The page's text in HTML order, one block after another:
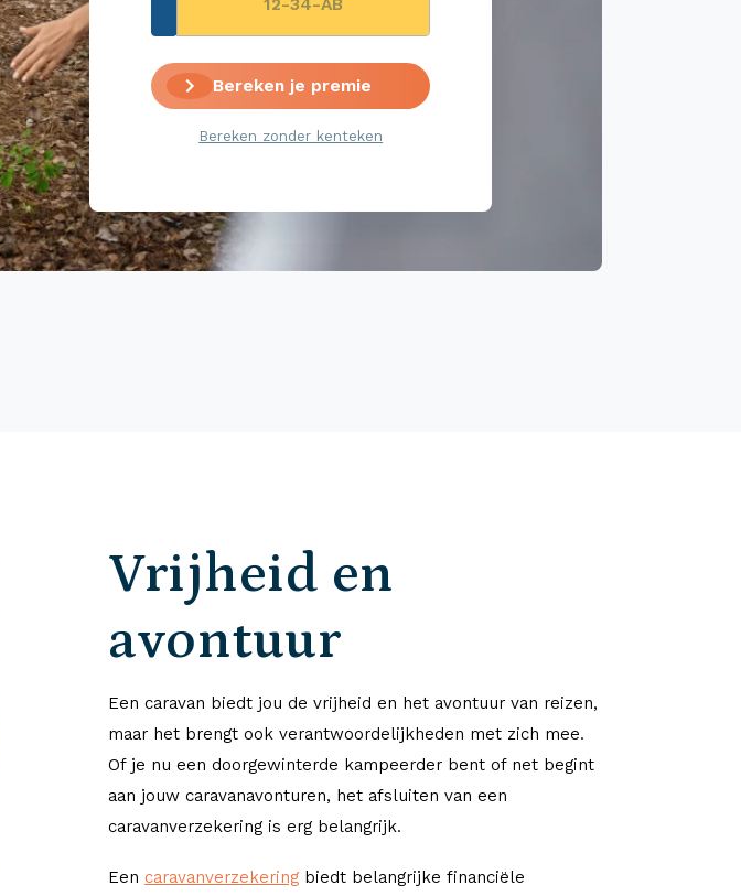
Bereken je premie
Bereken zonder kenteken
Vrijheid en
avontuur
Een caravan biedt jou de vrijheid en het avontuur van reizen,
maar het brengt ook verantwoordelijkheden met zich mee.
Of je nu een doorgewinterde kampeerder bent of net begint
aan jouw caravanavonturen, het afsluiten van een
caravanverzekering is erg belangrijk.
Een caravanverzekering biedt belangrijke financiële